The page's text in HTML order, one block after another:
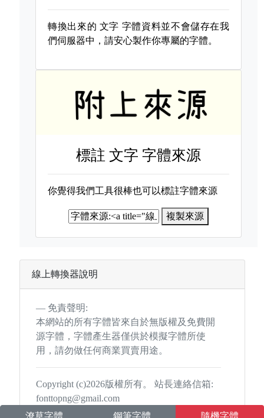
轉換出來的 文字 字體資料並不會儲存在我
們伺服器中，請安心製作你專屬的字體。
標註文字 字體來源
你覺得我們工具很棒也可以標註字體來源
複製來源
線上轉換器說明
免責聲明:
本網站的所有字體皆來自於無版權及免費開
源字體，字體產生器僅供於模擬字體所使
用，請勿做任何商業買賣用途。
Copyright (c)2026版權所有。 站長連絡信箱:
fonttopng@gmail.com
潦草字體
鋼筆字體 隨機字體